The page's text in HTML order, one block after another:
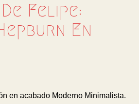
Felipe:
En
en acabado Moderno Minimalista.